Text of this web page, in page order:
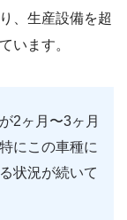
、生産設備を超
います。
2ヶ月〜3ヶ月
にこの車種に
状況が続いて